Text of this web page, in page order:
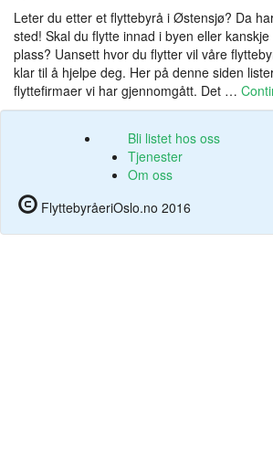
Leter du etter et flyttebyrå i Østensjø? Da
sted! Skal du flytte innad i byen eller
plass? Uansett hvor du flytter vil våre
klar til å hjelpe deg. Her på denne siden
flyttefirmaer vi har gjennomgått. Det …
Bli listet hos oss
Tjenester
Om oss
FlyttebyråeriOslo.no 2016